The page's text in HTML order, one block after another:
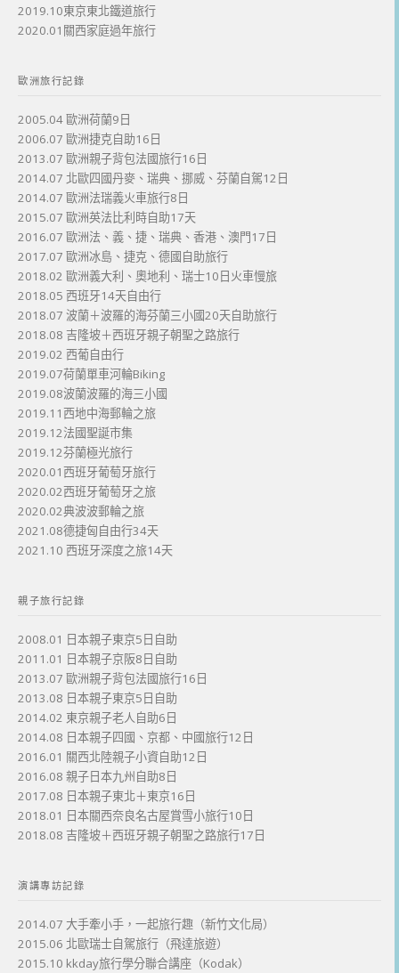
2019.10東京東北鐵道旅行
2020.01關西家庭過年旅行
歐洲旅行記錄
2005.04 歐洲荷蘭9日
2006.07 歐洲捷克自助16日
2013.07 歐洲親子背包法國旅行16日
2014.07 北歐四國丹麥、瑞典、挪威、芬蘭自駕12日
2014.07 歐洲法瑞義火車旅行8日
2015.07 歐洲英法比利時自助17天
2016.07 歐洲法、義、捷、瑞典、香港、澳門17日
2017.07 歐洲冰島、捷克、德國自助旅行
2018.02 歐洲義大利、奧地利、瑞士10日火車慢旅
2018.05 西班牙14天自由行
2018.07 波蘭＋波羅的海芬蘭三小國20天自助旅行
2018.08 吉隆坡＋西班牙親子朝聖之路旅行
2019.02 西葡自由行
2019.07荷蘭單車河輪Biking
2019.08波蘭波羅的海三小國
2019.11西地中海郵輪之旅
2019.12法國聖誕市集
2019.12芬蘭極光旅行
2020.01西班牙葡萄牙旅行
2020.02西班牙葡萄牙之旅
2020.02典波波郵輪之旅
2021.08德捷匈自由行34天
2021.10 西班牙深度之旅14天
親子旅行記錄
2008.01 日本親子東京5日自助
2011.01 日本親子京阪8日自助
2013.07 歐洲親子背包法國旅行16日
2013.08 日本親子東京5日自助
2014.02 東京親子老人自助6日
2014.08 日本親子四國、京都、中國旅行12日
2016.01 關西北陸親子小資自助12日
2016.08 親子日本九州自助8日
2017.08 日本親子東北＋東京16日
2018.01 日本關西奈良名古屋賞雪小旅行10日
2018.08 吉隆坡＋西班牙親子朝聖之路旅行17日
演講專訪記錄
2014.07 大手牽小手，一起旅行趣（新竹文化局）
2015.06 北歐瑞士自駕旅行（飛達旅遊）
2015.10 kkday旅行學分聯合講座（Kodak）